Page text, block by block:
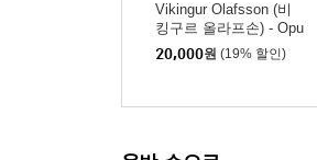
Vikingur Olafsson (비
킹구르 올라프손) - Opu
s 109
20,000원 (19% 할인)